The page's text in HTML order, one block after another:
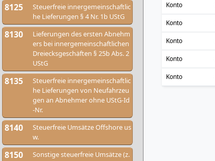
8125
Steuerfreie innergemeinschaftlic
he Lieferungen § 4 Nr. 1b UStG
8130
Lieferungen des ersten Abnehm
ers bei innergemeinschaftlichen
Dreiecksgeschäften § 25b Abs. 2
UStG
8135
Steuerfreie innergemeinschaftlic
he Lieferungen von Neufahrzeu
gen an Abnehmer ohne UStG-Id
-Nr.
8140
Steuerfreie Umsätze Offshore us
w.
8150
Sonstige steuerfreie Umsätze (z.
Konto
Konto
Konto
Konto
Konto